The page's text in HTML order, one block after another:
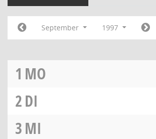
September 1997
1 MO
2DI
3MI